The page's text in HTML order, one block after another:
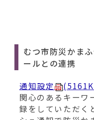
むつ市防災かま
ールとの連携
通知設定
関心のあるキーワ
録をしていただく